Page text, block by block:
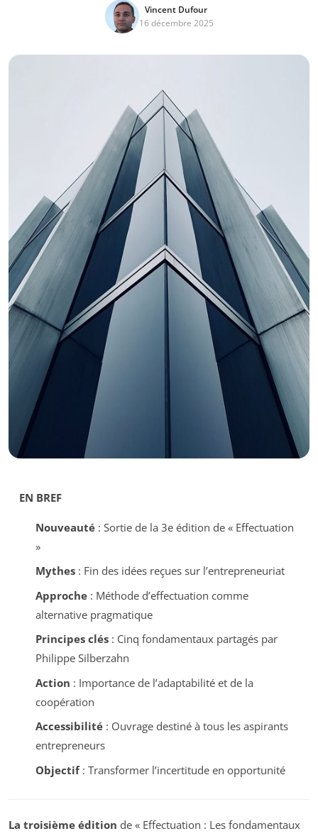
Vincent Dufour
16 décembre 2025
EN BREF
Nouveauté: Sortie de la 3e édition de « Effectuation
»
Mythes: Fin des idées reçues sur l’entrepreneuriat
Approche: Méthode d’effectuation comme
alternative pragmatique
Principes clés: Cinq fondamentaux partagés par
Philippe Silberzahn
Action : Importance de l’adaptabilité et de la
coopération
Accessibilité: Ouvrage destiné à tous les aspirants
entrepreneurs
Objectif: Transformer l’incertitude en opportunité
La troisième édition de « Effectuation : Les fondamentaux